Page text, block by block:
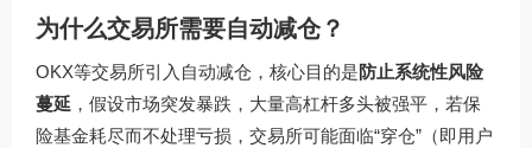
为什么交易所需要自动减仓？
OKX等交易所引入自动减仓，核心目的是防止系统性风险
蔓延 ，假设市场突发暴跌，大量高杠杆多头被强平，若保
险基金耗尽而不处理亏损，交易所可能面临“穿仓”（即用户